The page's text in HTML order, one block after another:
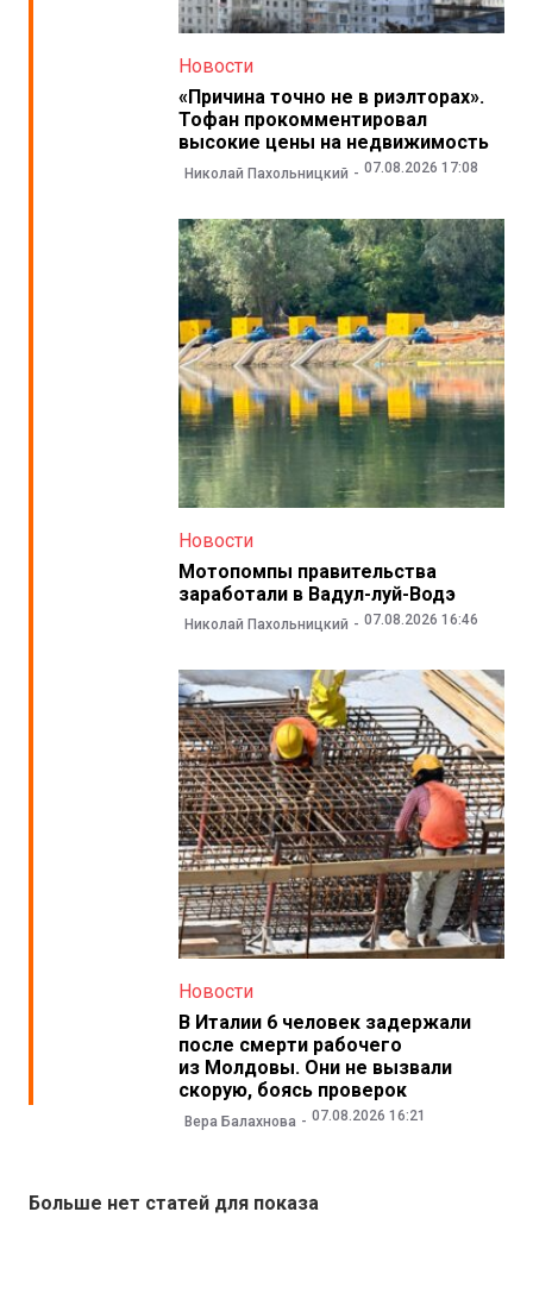
Новости
«Причина точно не в риэлторах».
Тофан прокомментировал
высокие цены на недвижимость
Николай Пахольницкий 07.08.2026 17:08
Новости
Мотопомпы правительства
заработали в Вадул-луй-Водэ
Николай Пахольницкий 07.08.2026 16:46
Новости
В Италии 6 человек задержали
после смерти рабочего
из Молдовы. Они не вызвали
скорую, боясь проверок
Вера Балахнова 07.08.2026 16:21
Больше нет статей для показа